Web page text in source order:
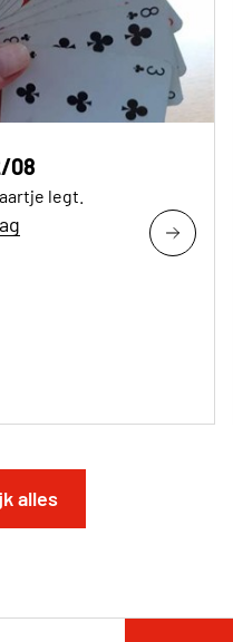
08
legt.
alles